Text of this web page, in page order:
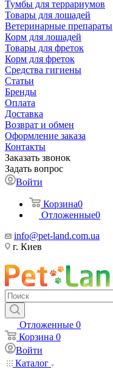
Тумбы для террариумов
Товары для лошадей
Ветеринарные препараты
Корм для лошадей
Товары для фреток
Корм для фреток
Средства гигиены
Статьи
Бренды
Оплата
Доставка
Возврат и обмен
Оформление заказа
Контакты
Заказать звонок
Задать вопрос
Войти
Корзина0
Отложенные0
info@pet-land.com.ua
г. Киев
Отложенные 0
Корзина 0
Войти
Каталог